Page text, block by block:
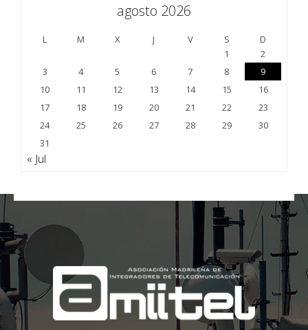
agosto 2026
L M X J V S
D
1
2
3
4 5 6 7 8
9
10
11 12 13 14 15
16
17
18 19 20 21 22
23
24
25 26 27 28 29
30
31
« Jul
;